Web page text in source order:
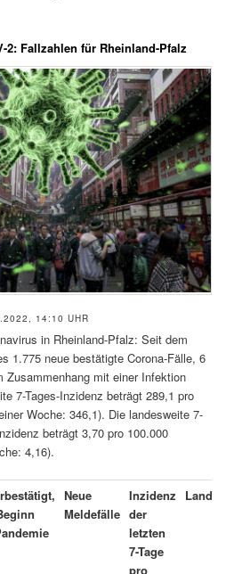
2: Fallzahlen für Rheinland-Pfalz
14:10 UHR
in Rheinland-Pfalz: Seit dem
1.775 neue bestätigte Corona-Fälle, 6
Zusammenhang mit einer Infektion
7-Tages-Inzidenz beträgt 289,1 pro
Woche: 346,1). Die landesweite 7-
beträgt 3,70 pro 100.000
4,16).
Neue
Meldefälle
Inzidenz
der
letzten
7-Tage
pro
Landkreis